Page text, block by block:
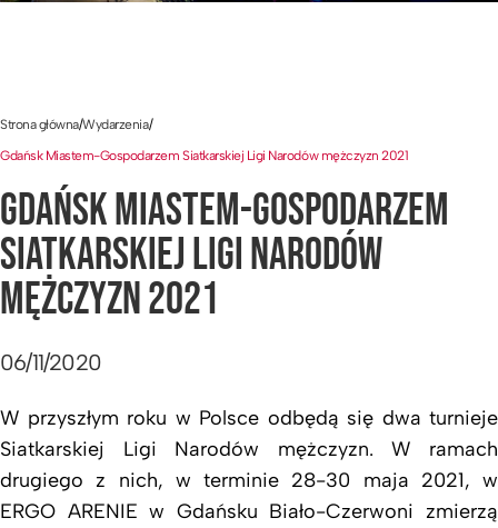
Strona główna/Wydarzenia/
Gdańsk Miastem-Gospodarzem Siatkarskiej Ligi Narodów mężczyzn 2021
GDAŃSK MIASTEM-GOSPODARZEM
SIATKARSKIEJ LIGI NARODÓW
MĘŻCZYZN 2021
06/11/2020
W przyszłym roku w Polsce odbędą się dwa turnieje
Siatkarskiej Ligi Narodów mężczyzn. W ramach
drugiego z nich, w terminie 28-30 maja 2021, w
ERGO ARENIE w Gdańsku Biało-Czerwoni zmierzą